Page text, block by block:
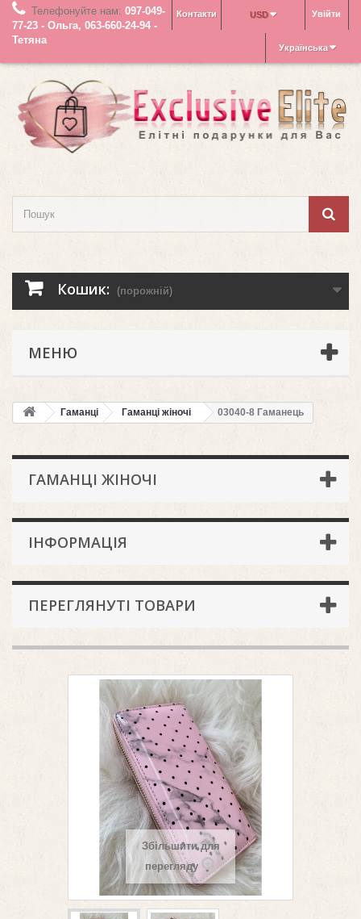
Увійти
USD
Контакти
Телефонуйте нам: 097-049-
77-23 - Ольга, 063-660-24-94 -
Тетяна
Українська
Кошик: (порожній)
МЕНЮ
Гаманці Гаманці жіночі 03040-8 Гаманець
ГАМАНЦІ ЖІНОЧІ
ІНФОРМАЦІЯ
ПЕРЕГЛЯНУТІ ТОВАРИ
Збільшити для
перегляду